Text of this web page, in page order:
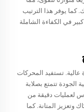
كما يوفر هذا الترتيب
في الكفاءة الشاملة
عالية. تستفيد المحركات
الجودة تتمتع بصلابة
لعمليات دقيقة من
وتعزيز المتانة. كما